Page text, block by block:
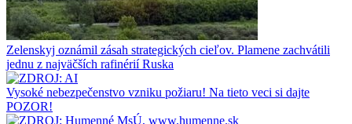
Zelenskyj oznámil zásah strategických cieľov. Plamene zachvátili
jednu z najväčších rafinérií Ruska
Vysoké nebezpečenstvo vzniku požiaru! Na tieto veci si dajte
POZOR!